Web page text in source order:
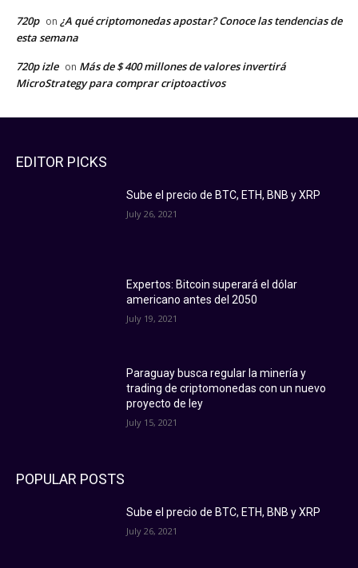
720p on ¿A qué criptomonedas apostar? Conoce las tendencias de
esta semana
720p izle on Más de $ 400 millones de valores invertirá
MicroStrategy para comprar criptoactivos
EDITOR PICKS
Sube el precio de BTC, ETH, BNB y XRP
July 26, 2021
Expertos: Bitcoin superará el dólar
americano antes del 2050
July 19, 2021
Paraguay busca regular la minería y
trading de criptomonedas con un nuevo
proyecto de ley
July 15, 2021
POPULAR POSTS
Sube el precio de BTC, ETH, BNB y XRP
July 26, 2021